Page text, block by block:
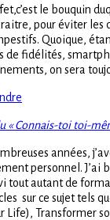
le bouquin
pour éviter les
Quoique,
de fidélités,
on sera
« Connais-toi toi-
années,
personnel. J’ai
tout autant de
sur ce sujet tels
Life), Transformer